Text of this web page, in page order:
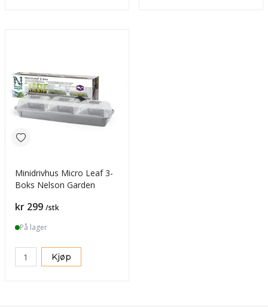
Minidrivhus Micro Leaf 3-
Boks Nelson Garden
Pris
kr 299 /stk
På lager
Kjøp